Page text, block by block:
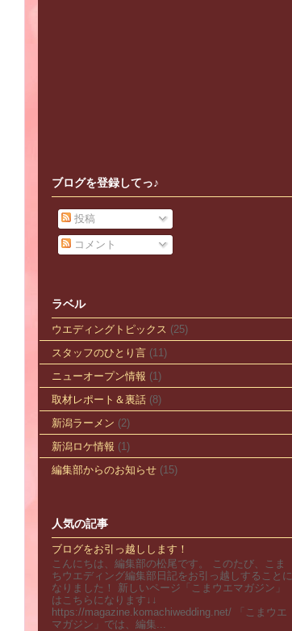
ブログを登録してっ♪
投稿
コメント
ラベル
ウエディングトピックス (25)
スタッフのひとり言 (11)
ニューオープン情報 (1)
取材レポート＆裏話 (8)
新潟ラーメン (2)
新潟ロケ情報 (1)
編集部からのお知らせ (15)
人気の記事
ブログをお引っ越しします！
こんにちは、編集部の松尾です。 このたび、こま
ちウエディング編集部日記をお引っ越しすることに
なりました！ 新しいページ「こまウエマガジン」
はこちらになります↓↓
https://magazine.komachiwedding.net/ 「こまウエ
マガジン」では、編集...